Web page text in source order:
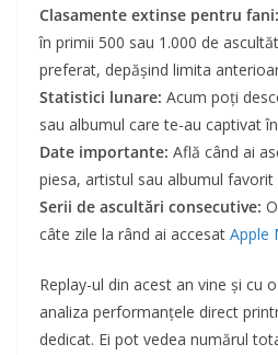
Clasamente extinse pentru fani:
în primii 500 sau 1.000 de
preferat, depășind limita
Statistici lunare: Acum poți
sau albumul care te-au captivat
Date importante: Află când ai
piesa, artistul sau albumul favorit
Serii de ascultări consecutive:
câte zile la rând ai accesat Apple
Replay-ul din acest an vine și cu
analiza performanțele direct
dedicat. Ei pot vedea numărul